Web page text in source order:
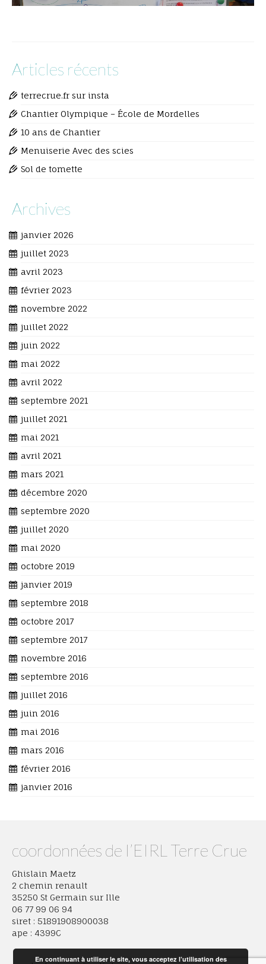
Articles récents
terrecrue.fr sur insta
Chantier Olympique – École de Mordelles
10 ans de Chantier
Menuiserie Avec des scies
Sol de tomette
Archives
janvier 2026
juillet 2023
avril 2023
février 2023
novembre 2022
juillet 2022
juin 2022
mai 2022
avril 2022
septembre 2021
juillet 2021
mai 2021
avril 2021
mars 2021
décembre 2020
septembre 2020
juillet 2020
mai 2020
octobre 2019
janvier 2019
septembre 2018
octobre 2017
septembre 2017
novembre 2016
septembre 2016
juillet 2016
juin 2016
mai 2016
mars 2016
février 2016
janvier 2016
coordonnées de l’EIRL Terre Crue
Ghislain Maetz
2 chemin renault
35250 St Germain sur Ille
06 77 99 06 94
siret : 51891908900038
ape : 4399C
En continuant à utiliser le site, vous acceptez l’utilisation des